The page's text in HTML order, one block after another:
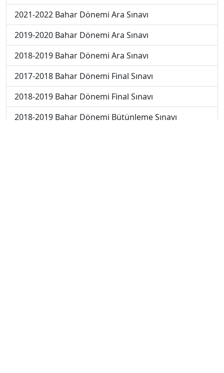
2021-2022 Bahar Dönemi Ara Sınavı
2019-2020 Bahar Dönemi Ara Sınavı
2018-2019 Bahar Dönemi Ara Sınavı
2017-2018 Bahar Dönemi Final Sınavı
2018-2019 Bahar Dönemi Final Sınavı
2018-2019 Bahar Dönemi Bütünleme Sınavı